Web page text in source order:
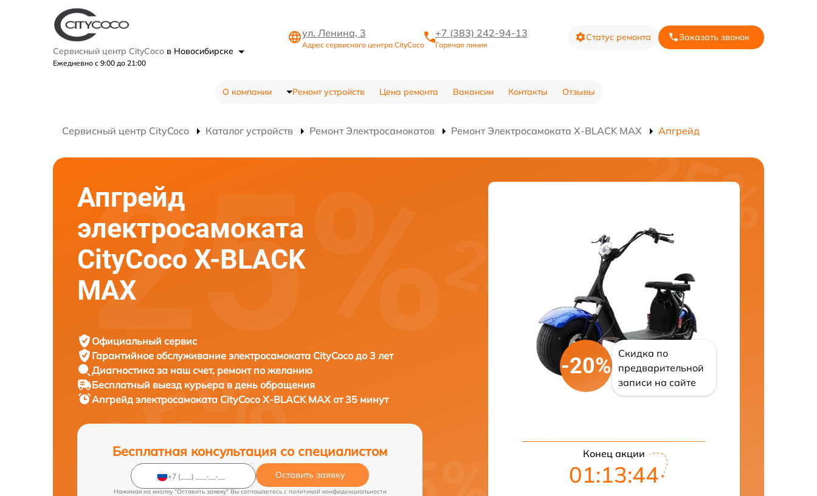
Сервисный центр CityCoco в Новосибирске
Ежедневно с 9:00 до 21:00
ул. Ленина, 3
Адрес сервисного центра CityCoco
+7 (383) 242-94-13
Горячая линия
Статус ремонта Заказать звонок
О компании Ремонт устройств Цена ремонта Вакансии Контакты Отзывы
Сервисный центр CityCoco Каталог устройств Ремонт Электросамокатов Ремонт Электросамоката X-BLACK MAX Апгрейд
Апгрейд
электросамоката
CityCoco X-BLACK
MAX
Официальный сервис
Гарантийное обслуживание электросамоката CityCoco до 3 лет
Диагностика за наш счет, ремонт по желанию
Бесплатный выезд курьера в день обращения
Апгрейд электросамоката CityCoco X-BLACK MAX от 35 минут
Бесплатная консультация со специалистом
Оставить заявку
Нажимая на кнопку "Оставить заявку" Вы соглашаетесь c политикой конфиденциальности
-20%
Скидка по
предварительной
записи на сайте
Конец акции
01:13:43